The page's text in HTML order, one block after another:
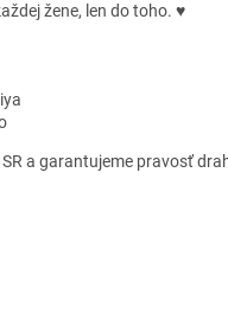
žene, len do toho. ♥
a garantujeme pravosť